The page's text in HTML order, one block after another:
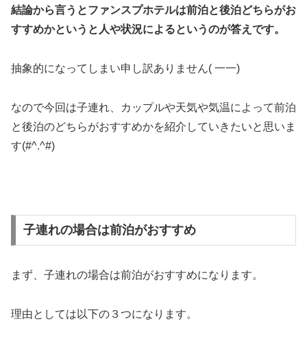
結論から言うとファンスプホテルは前泊と後泊どちらがお
すすめかというと人や状況によるというのが答えです。
抽象的になってしまい申し訳ありません( 一一)
なので今回は子連れ、カップルや天気や気温によって前泊
と後泊のどちらがおすすめかを紹介していきたいと思いま
す(#^.^#)
子連れの場合は前泊がおすすめ
まず、子連れの場合は前泊がおすすめになります。
理由としては以下の３つになります。